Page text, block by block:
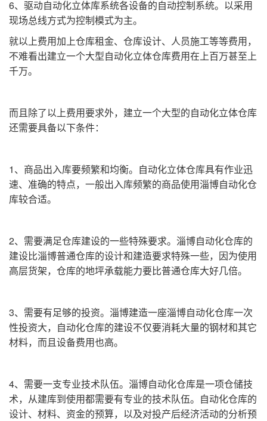
6、驱动自动化立体库系统各设备的自动控制系统。以采用
现场总线方式为控制模式为主。
就以上费用加上仓库租金、仓库设计、人员施工等等费用，
不难看出建立一个大型自动化立体仓库费用在上百万甚至上
千万。
而且除了以上费用要求外，建立一个大型的自动化立体仓库
还需要具备以下条件：
1、商品出入库要频繁和均衡。自动化立体仓库具有作业迅
速、准确的特点，一般出入库频繁的商品使用淄博自动化仓
库较合适。
2、需要满足仓库建设的一些特殊要求。淄博自动化仓库的
建设比淄博普通仓库的设计和建造要求特殊一些，因为使用
高层货架，仓库的地坪承载能力要比普通仓库大好几倍。
3、需要有足够的投资。淄博建造一座淄博自动化仓库一次
性投资大，自动化仓库的建设不仅要消耗大量的钢材和其它
材料，而且设备费用也高。
4、需要一支专业技术队伍。淄博自动化仓库是一项仓储技
术，从建库到使用都需要有专业的技术队伍。自动化仓库的
设计、材料、资金的预算，以及对投产后经济活动的分析预